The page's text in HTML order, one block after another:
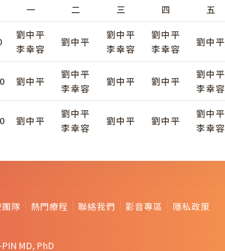
一 二 三 四 五
劉中平
李幸容
劉中平
劉中平
李幸容
劉中平
李幸容
劉中平
劉中平
劉中平
李幸容
劉中平 劉中平
劉中平
李幸容
劉中平
劉中平
李幸容
劉中平 劉中平
劉中平
李幸容
隊 熱門療程 聯絡我們 影音專區 隱私政策
MD, PhD